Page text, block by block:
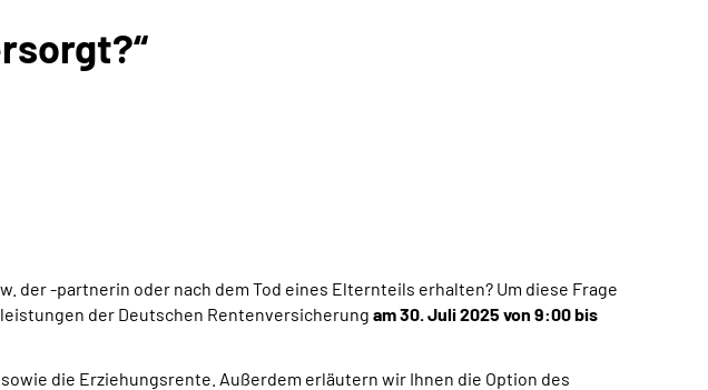
der -partnerin oder nach dem Tod eines Elternteils erhalten? Um diese Frage
der Deutschen Rentenversicherung am 30. Juli 2025 von 9:00bis
die Erziehungsrente. Außerdem erläutern wir Ihnen die Option des